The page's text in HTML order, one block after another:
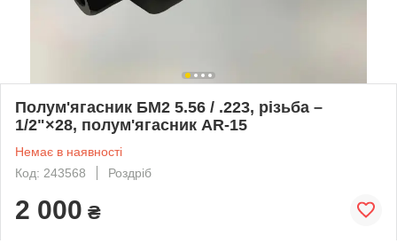
Полум'ягасник БМ2 5.56 / .223, різьба –
1/2"×28, полум'ягасник AR-15
Немає в наявності
Код: 243568
Роздріб
2 000 ₴